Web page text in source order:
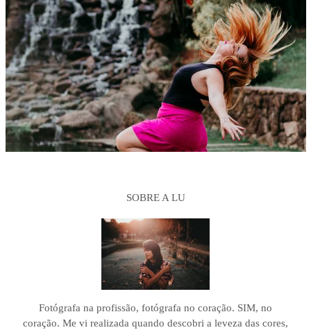
SOBRE A LU
Fotógrafa na profissão, fotógrafa no coração. SIM, no
coração. Me vi realizada quando descobri a leveza das cores,